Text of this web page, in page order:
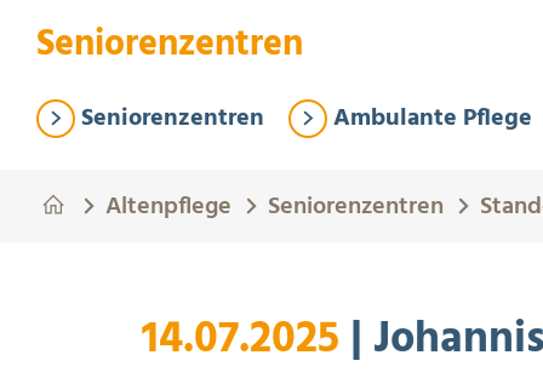
Springe zum Hauptinhalt
Seniorenzentren
Seniorenzentren Ambulante Pflege
Altenpflege Seniorenzentren
14.07.2025 |